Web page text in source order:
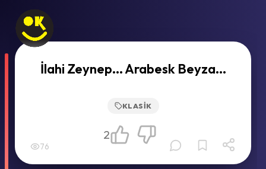
İlahi Zeynep... Arabesk Beyza...
KLASIK
76
2